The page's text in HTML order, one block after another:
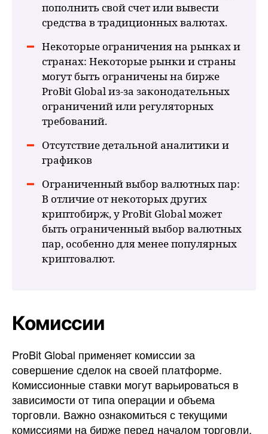
пополнить свой счет или вывести
средства в традиционных валютах.
Некоторые ограничения на рынках и
странах: Некоторые рынки и страны
могут быть ограничены на бирже
ProBit Global из-за законодательных
ограничений или регуляторных
требований.
Отсутствие детальной аналитики и
графиков
Ограниченный выбор валютных пар:
В отличие от некоторых других
криптобирж, у ProBit Global может
быть ограниченный выбор валютных
пар, особенно для менее популярных
криптовалют.
Комиссии
ProBit Global применяет комиссии за
совершение сделок на своей платформе.
Комиссионные ставки могут варьироваться в
зависимости от типа операции и объема
торговли. Важно ознакомиться с текущими
комиссиями на бирже перед началом торговли.